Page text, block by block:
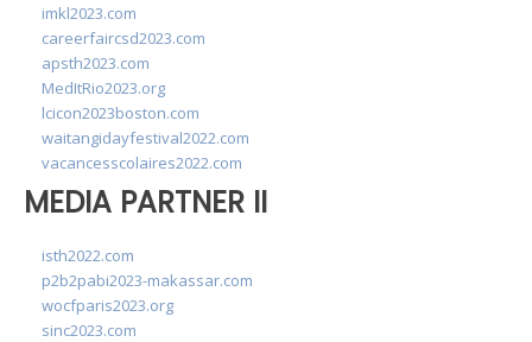
imkl2023.com
careerfaircsd2023.com
apsth2023.com
MedItRio2023.org
lcicon2023boston.com
waitangidayfestival2022.com
vacancesscolaires2022.com
MEDIA PARTNER II
isth2022.com
p2b2pabi2023-makassar.com
wocfparis2023.org
sinc2023.com